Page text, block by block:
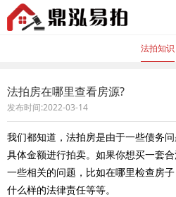
法拍知识
法拍房在哪里查看房源?
发布时间:2022-03-14
我们都知道，法拍房是由于一些债务
具体金额进行拍卖。如果你想买一套
一些相关的问题，比如在哪里检查房
什么样的法律责任等等。